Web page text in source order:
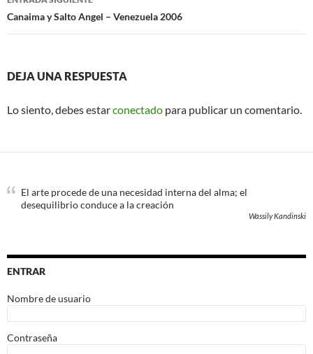
Canaima y Salto Angel – Venezuela 2006
DEJA UNA RESPUESTA
Lo siento, debes estarconectado para publicar un comentario.
El arte procede de una necesidad interna del alma; el
desequilibrio conduce a la creación
Wassily Kandinski
ENTRAR
Nombre de usuario
Contraseña